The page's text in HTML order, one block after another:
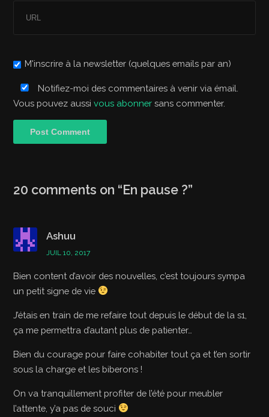
M'inscrire à la newsletter (quelques emails par an)
Notifiez-moi des commentaires à venir via émail.
Vous pouvez aussivous abonner sans commenter.
20 comments on “En pause ?”
Ashuu
JUIL 10, 2017
Bien content d’avoir des nouvelles, c’est toujours sympa
un petit signe de vie
J’étais en train de me refaire tout depuis le début de la s1,
ça me permettra d’autant plus de patienter…
Bien du courage pour faire cohabiter tout ça et t’en sortir
sous la charge et les biberons !
On va tranquillement profiter de l’été pour meubler
l’attente, y’a pas de souci